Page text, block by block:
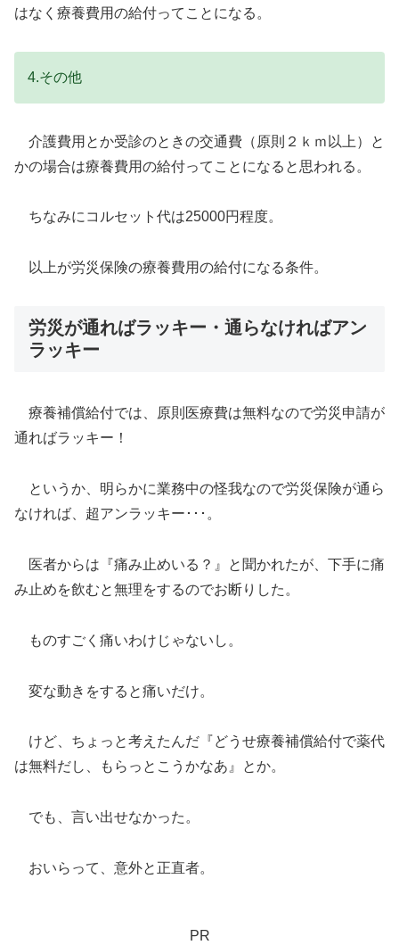
はなく療養費用の給付ってことになる。
4.その他
介護費用とか受診のときの交通費（原則２ｋｍ以上）と
かの場合は療養費用の給付ってことになると思われる。
ちなみにコルセット代は25000円程度。
以上が労災保険の療養費用の給付になる条件。
労災が通ればラッキー・通らなければアン
ラッキー
療養補償給付では、原則医療費は無料なので労災申請が
通ればラッキー！
というか、明らかに業務中の怪我なので労災保険が通ら
なければ、超アンラッキー･･･。
医者からは『痛み止めいる？』と聞かれたが、下手に痛
み止めを飲むと無理をするのでお断りした。
ものすごく痛いわけじゃないし。
変な動きをすると痛いだけ。
けど、ちょっと考えたんだ『どうせ療養補償給付で薬代
は無料だし、もらっとこうかなあ』とか。
でも、言い出せなかった。
おいらって、意外と正直者。
PR